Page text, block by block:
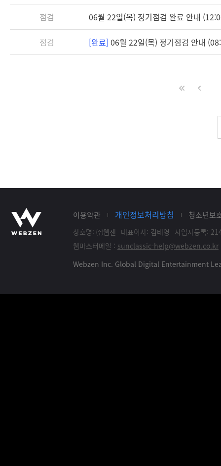
점검 06월 22일(목) 정기점검 완료 안내
점검 [완료] 06월 22일(목) 정기점검 안내
이용약관 개인정보처리방침 청소년보
상호명: ㈜웹젠 대표이사: 김태영
사업자등록:
웹마스터메일 : sunclassic-help@webzen.co.kr
Webzen Inc. Global Digital Entertainment